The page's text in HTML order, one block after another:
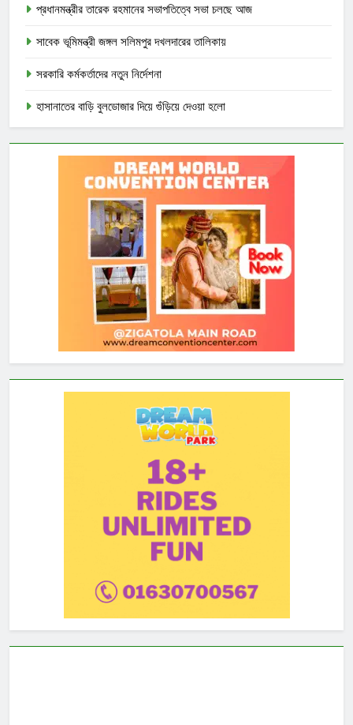
প্রধানমন্ত্রীর তারেক রহমানের সভাপতিত্বে সভা চলছে আজ
সাবেক ভূমিমন্ত্রী জঙ্গল সলিমপুর দখলদারের তালিকায়
সরকারি কর্মকর্তাদের নতুন নির্দেশনা
হাসানাতের বাড়ি বুলডোজার দিয়ে গুঁড়িয়ে দেওয়া হলো